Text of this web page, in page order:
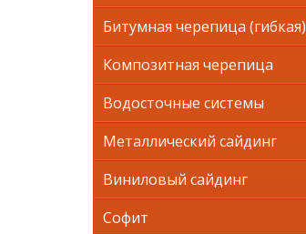
Битумная черепица (гибкая)
Композитная черепица
Водосточные системы
Металлический сайдинг
Виниловый сайдинг
Софит